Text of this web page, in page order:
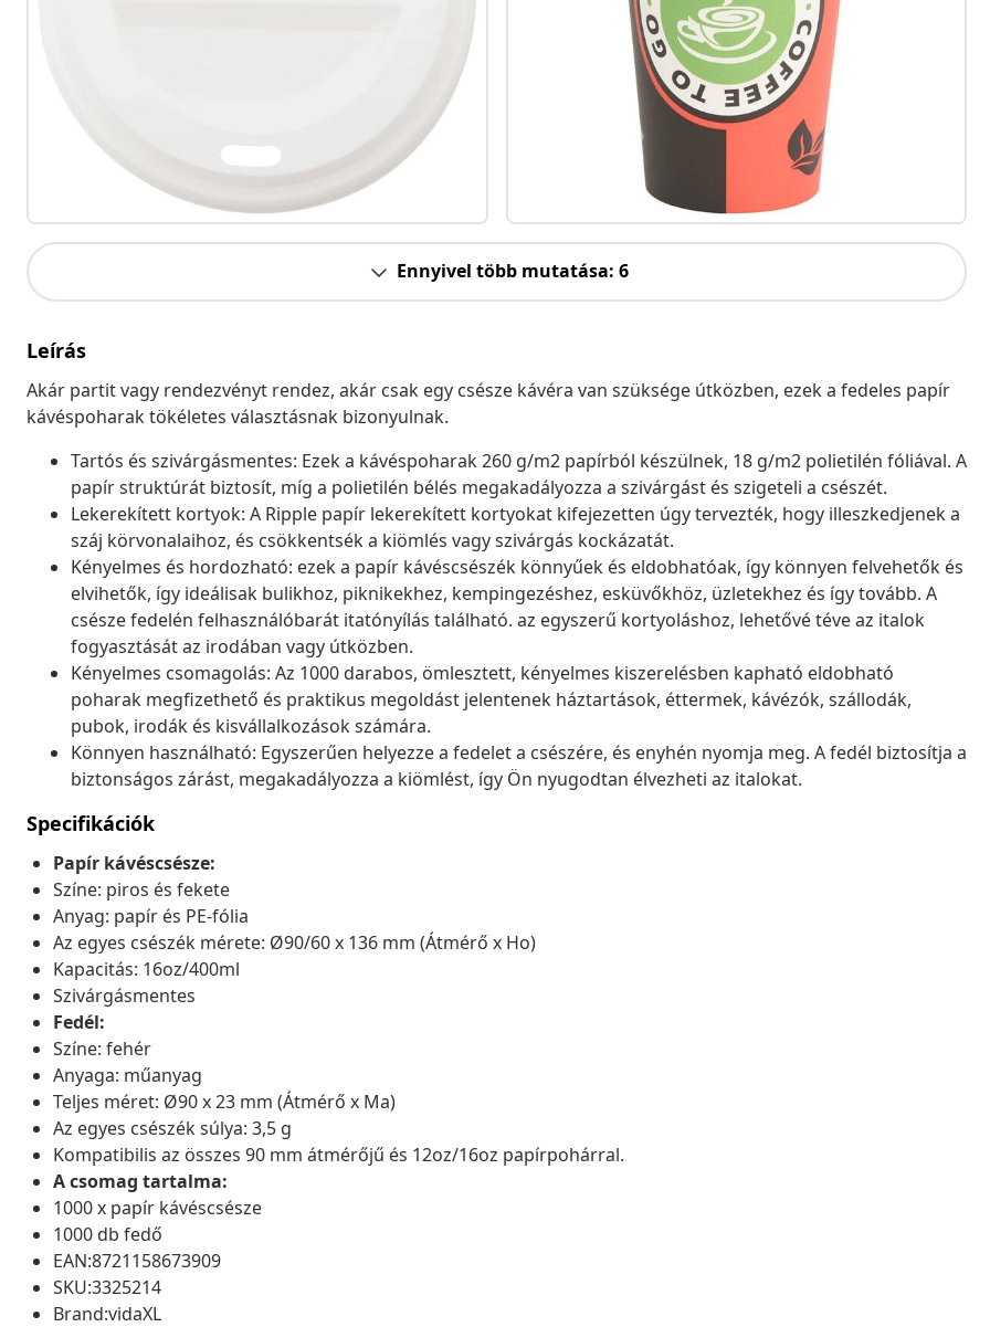
Ennyivel több mutatása: 6
Leírás
Akár partit vagy rendezvényt rendez, akár csak egy csésze kávéra van szüksége útközben, ezek a fedeles papír
kávéspoharak tökéletes választásnak bizonyulnak.
Tartós és szivárgásmentes: Ezek a kávéspoharak 260 g/m2 papírból készülnek, 18 g/m2 polietilén fóliával. A
papír struktúrát biztosít, míg a polietilén bélés megakadályozza a szivárgást és szigeteli a csészét.
Lekerekített kortyok: A Ripple papír lekerekített kortyokat kifejezetten úgy tervezték, hogy illeszkedjenek a
száj körvonalaihoz, és csökkentsék a kiömlés vagy szivárgás kockázatát.
Kényelmes és hordozható: ezek a papír kávéscsészék könnyűek és eldobhatóak, így könnyen felvehetők és
elvihetők, így ideálisak bulikhoz, piknikekhez, kempingezéshez, esküvőkhöz, üzletekhez és így tovább. A
csésze fedelén felhasználóbarát itatónyílás található. az egyszerű kortyoláshoz, lehetővé téve az italok
fogyasztását az irodában vagy útközben.
Kényelmes csomagolás: Az 1000 darabos, ömlesztett, kényelmes kiszerelésben kapható eldobható
poharak megfizethető és praktikus megoldást jelentenek háztartások, éttermek, kávézók, szállodák,
pubok, irodák és kisvállalkozások számára.
Könnyen használható: Egyszerűen helyezze a fedelet a csészére, és enyhén nyomja meg. A fedél biztosítja a
biztonságos zárást, megakadályozza a kiömlést, így Ön nyugodtan élvezheti az italokat.
Specifikációk
Papír kávéscsésze:
Színe: piros és fekete
Anyag: papír és PE-fólia
Az egyes csészék mérete: Ø90/60 x 136 mm (Átmérő x Ho)
Kapacitás: 16oz/400ml
Szivárgásmentes
Fedél:
Színe: fehér
Anyaga: műanyag
Teljes méret: Ø90 x 23 mm (Átmérő x Ma)
Az egyes csészék súlya: 3,5 g
Kompatibilis az összes 90 mm átmérőjű és 12oz/16oz papírpohárral.
A csomag tartalma:
1000 x papír kávéscsésze
1000 db fedő
EAN:8721158673909
SKU:3325214
Brand:vidaXL